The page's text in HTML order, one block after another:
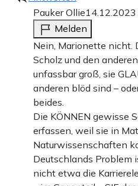
Pauker Ollie
Melden
Nein, Marionette nicht.
Scholz und den
unfassbar groß, sie
anderen blöd sind –
beides.
Die KÖNNEN gewisse
erfassen, weil sie in
Naturwissenschaften
Deutschlands Problem
nicht etwa die